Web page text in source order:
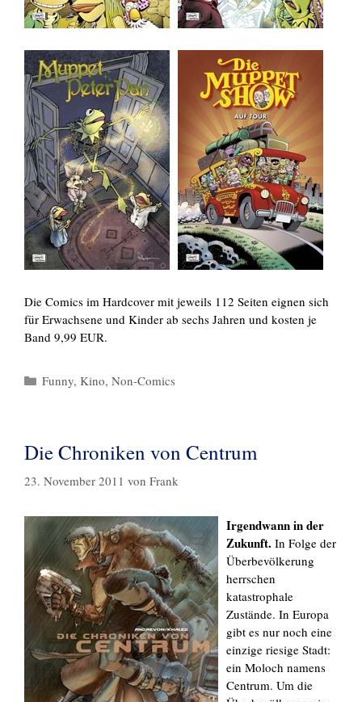
Die Comics im Hardcover mit jeweils 112 Seiten eignen sich
für Erwachsene und Kinder ab sechs Jahren und kosten je
Band 9,99 EUR.
Kategorien
Funny, Kino, Non-Comics
Die Chroniken von Centrum
23. November 2011 von Frank
Irgendwann in der
Zukunft. In Folge der
Überbevölkerung
herrschen
katastrophale
Zustände. In Europa
gibt es nur noch eine
einzige riesige Stadt:
ein Moloch namens
Centrum. Um die